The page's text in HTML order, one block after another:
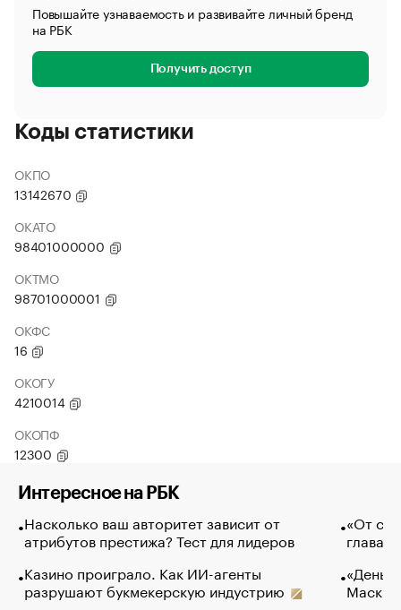
Повышайте узнаваемость и развивайте личный бренд
на РБК
Получить доступ
Коды статистики
ОКПО
13142670
ОКАТО
98401000000
ОКТМО
98701000001
ОКФС
16
ОКОГУ
4210014
ОКОПФ
12300
Интересное на РБК
Насколько ваш авторитет зависит от
атрибутов престижа? Тест для лидеров
Казино проиграло. Как ИИ-агенты
разрушают букмекерскую индустрию
«От
глава
Маск в